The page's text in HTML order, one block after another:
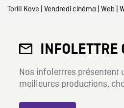
Torill Kove Vendredi cinéma Web
INFOLETTRE
Nos infolettres présentent
meilleures productions,